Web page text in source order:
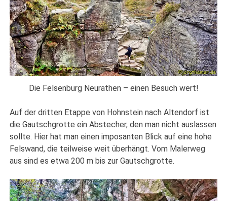
Die Felsenburg Neurathen – einen Besuch wert!
Auf der dritten Etappe von Hohnstein nach Altendorf ist
die Gautschgrotte ein Abstecher, den man nicht auslassen
sollte. Hier hat man einen imposanten Blick auf eine hohe
Felswand, die teilweise weit überhängt. Vom Malerweg
aus sind es etwa 200 m bis zur Gautschgrotte.